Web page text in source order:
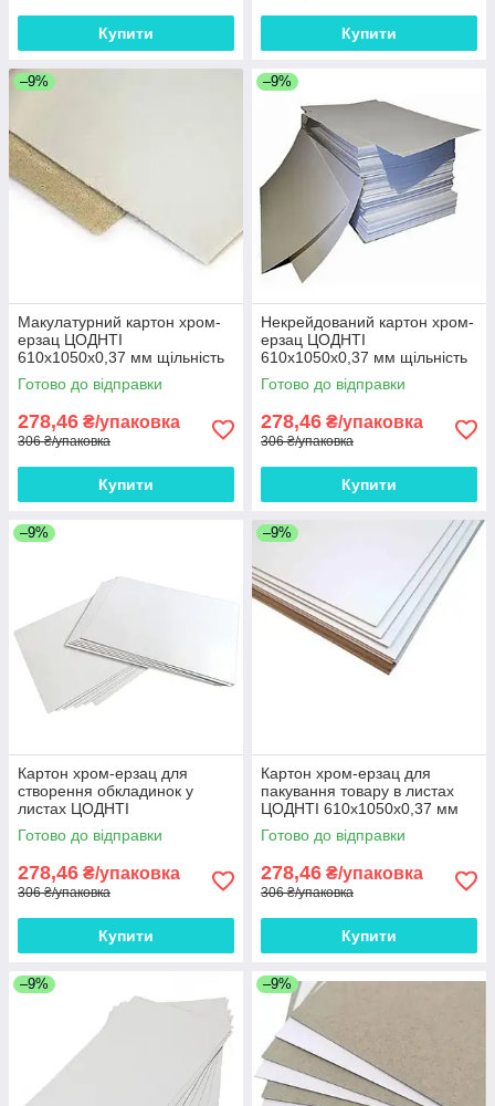
Купити Купити
–9%
Макулатурний картон хром-
ерзац ЦОДНТІ
610x1050x0,37 мм щільність
270 г/м2 10 аркушів
Готово до відправки
278,46 ₴/упаковка
306 ₴/упаковка
Купити
–9%
Некрейдований картон хром-
ерзац ЦОДНТІ
610x1050x0,37 мм щільність
270 г/м2 10 аркушів
Готово до відправки
278,46 ₴/упаковка
306 ₴/упаковка
Купити
–9%
Картон хром-ерзац для
створення обкладинок у
листах ЦОДНТІ
610x1050x0,37 мм щільність
270 г/м2 10 листів
Готово до відправки
278,46 ₴/упаковка
306 ₴/упаковка
Купити
–9%
Картон хром-ерзац для
пакування товару в листах
ЦОДНТІ 610x1050x0,37 мм
щільність 270 г/м2 10 листів
Готово до відправки
278,46 ₴/упаковка
306 ₴/упаковка
Купити
–9% –9%